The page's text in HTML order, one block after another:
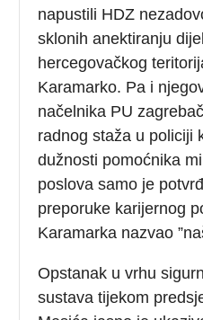
napustili HDZ
sklonih anektiranju
hercegovačkog
Karamarko. Pa i
načelnika PU
radnog staža u policiji
dužnosti pomoćnika
poslova samo je
preporuke karijernog
Karamarka nazvao
Opstanak u vrhu
sustava tijekom